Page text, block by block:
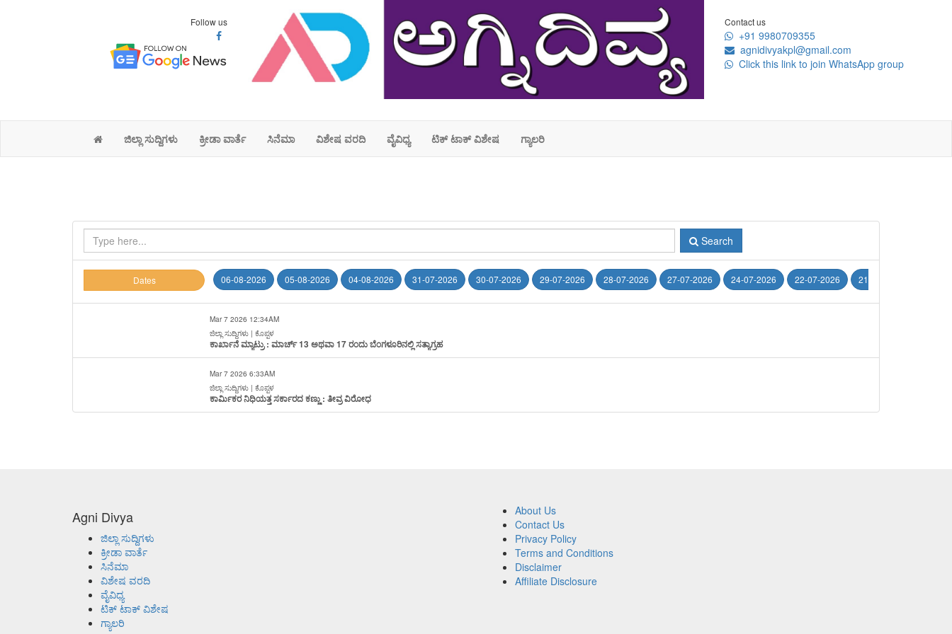
Follow us Contact us
+91 9980709355
agnidivyakpl@gmail.com
Click this link to join WhatsApp group
ಜಿಲ್ಲಾ ಸುದ್ದಿಗಳು ಕ್ರೀಡಾ ವಾರ್ತೆ ಸಿನೆಮಾ ವಿಶೇಷ ವರದಿ ವೈವಿಧ್ಯ ಟಿಕ್ ಟಾಕ್ ವಿಶೇಷ ಗ್ಯಾಲರಿ
Search
Dates 06-08-2026 05-08-2026 04-08-2026 31-07-2026 30-07-2026 29-07-2026 28-07-2026 27-07-2026 24-07-2026 22-07-2026 21-07-2026
Mar 7 2026 12:34AM
ಜಿಲ್ಲಾ ಸುದ್ದಿಗಳು | ಕೊಪ್ಪಳ
ಕಾರ್ಖಾನೆ ಮ್ಯಾಟ್ರು : ಮಾರ್ಚ್ 13 ಅಥವಾ 17 ರಂದು ಬೆಂಗಳೂರಿನಲ್ಲಿ ಸತ್ಯಾಗ್ರಹ
Mar 7 2026 6:33AM
ಜಿಲ್ಲಾ ಸುದ್ದಿಗಳು | ಕೊಪ್ಪಳ
ಕಾರ್ಮಿಕರ ನಿಧಿಯತ್ತ ಸರ್ಕಾರದ ಕಣ್ಣು : ತೀವ್ರ ವಿರೋಧ
Agni Divya
ಜಿಲ್ಲಾ ಸುದ್ದಿಗಳು
ಕ್ರೀಡಾ ವಾರ್ತೆ
ಸಿನೆಮಾ
ವಿಶೇಷ ವರದಿ
ವೈವಿಧ್ಯ
ಟಿಕ್ ಟಾಕ್ ವಿಶೇಷ
ಗ್ಯಾಲರಿ
About Us
Contact Us
Privacy Policy
Terms and Conditions
Disclaimer
Affiliate Disclosure